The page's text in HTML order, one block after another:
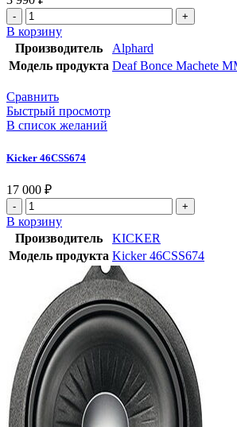
В корзину
Производитель
Alphard
Модель продукта Deaf Bonce Machete
Сравнить
Быстрый просмотр
В список желаний
Kicker 46CSS674
17 000 ₽
В корзину
Производитель
KICKER
Модель продукта Kicker 46CSS674